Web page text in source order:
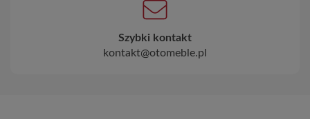
Szybki kontakt
kontakt@otomeble.pl